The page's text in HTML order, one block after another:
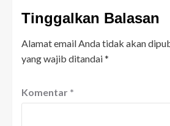
Tinggalkan Balasan
Alamat email Anda tidak akan
yang wajib ditandai*
Komentar *